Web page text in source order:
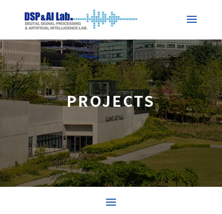
PROJECTS